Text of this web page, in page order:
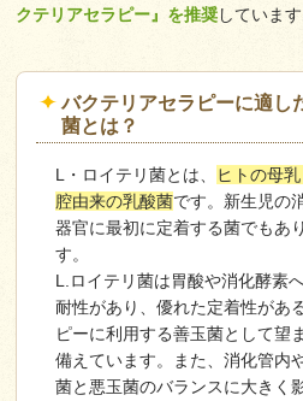
クテリアセラピー』を推奨しています
バクテリアセラピーに適し
菌とは？
L・ロイテリ菌とは、 ヒトの母
腔由来の乳酸菌です。新生児の
器官に最初に定着する菌でもあ
す。
L.ロイテリ菌は胃酸や消化酵素
耐性があり、優れた定着性があ
ピーに利用する善玉菌として望
備えています。また、消化管内
菌と悪玉菌のバランスに大きく